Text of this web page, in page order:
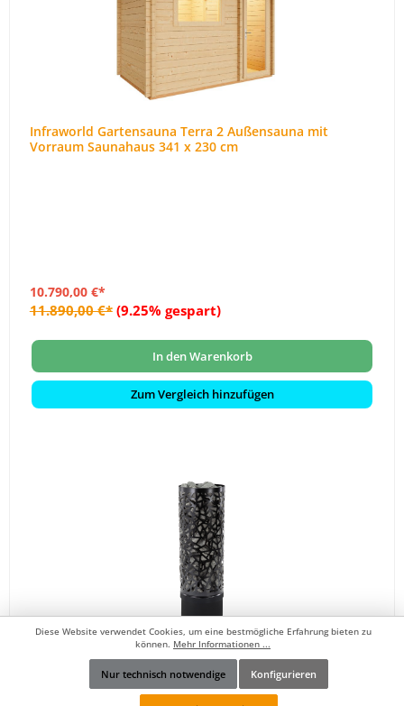
Infraworld Gartensauna Terra 2 Außensauna mit
Vorraum Saunahaus 341 x 230 cm
10.790,00 €*
11.890,00 €* (9.25% gespart)
In den Warenkorb
Zum Vergleich hinzufügen
Infraworld Atlas Round Black finnischer Saunaofen 6
kW schwarz inkl. Saunasteine
Werkzeugleiste anzeigen
Diese Website verwendet Cookies, um eine bestmögliche Erfahrung bieten zu
können. Mehr Informationen ...
Nur technisch notwendige Konfigurieren